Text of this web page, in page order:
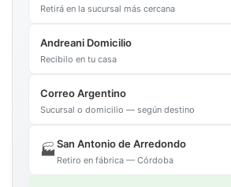
Retirá en la sucursal más cercana
Andreani Domicilio
Recibilo en tu casa
Correo Argentino
Sucursal o domicilio — según destino
🏭San Antonio de Arredondo
Retiro en fábrica — Córdoba